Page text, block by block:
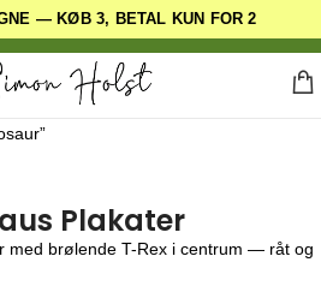
— KØB 3, BETAL KUN FOR 2
DESIGNS
Plakater
med brølende T-Rex i centrum — råt og